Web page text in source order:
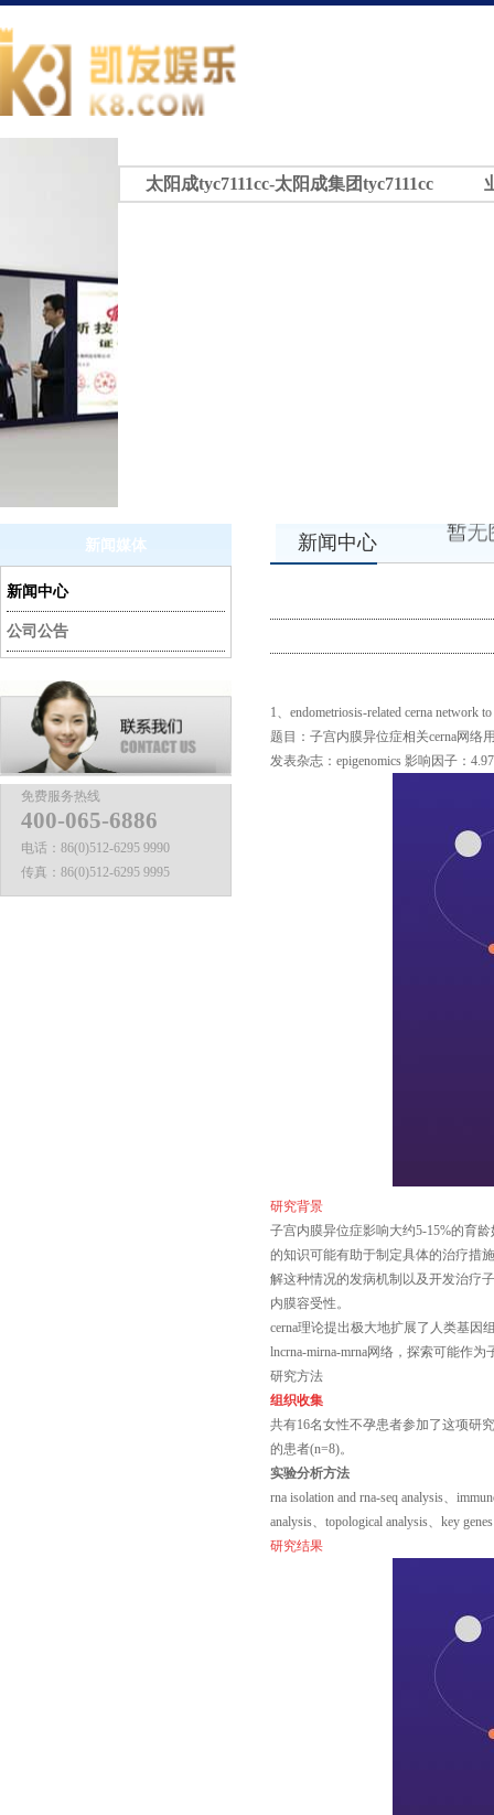
太阳成tyc7111cc-太阳成集团tyc7111cc
新闻媒体
新闻中心
公司公告
免费服务热线
400-065-6886
电话： 86(0)512-6295 9990
传真： 86(0)512-6295 9995
新闻中心
1、endometriosis-related cerna network
题目：子宫内膜异位症相关cerna网络
发表杂志：epigenomics 影响因子：
研究背景
子宫内膜异位症影响大约5-15%的育
的知识可能有助于制定具体的治疗措
解这种情况的发病机制以及开发治疗
内膜容受性。
cerna理论提出极大地扩展了人类基
lncrna-mirna-mrna网络，探索可能作
研究方法
组织收集
共有16名女性不孕患者参加了这项研
的患者(n=8)。
实验分析方法
rna isolation and rna-seq analysis、
analysis、 topological analysis、key
研究结果